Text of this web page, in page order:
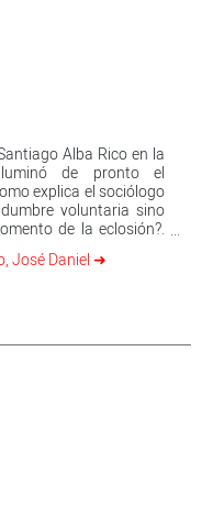
Alba Rico en la
de pronto el
explica el sociólogo
voluntaria sino
de la eclosión?.
abre la que hemos
las ?Crónicas de José
los capitalistas
le llegaron a
Más allá de los
hizo un viaje
sus negocios.
policía se echó a
El pueblo de Túnez
como nos dice José
tanto, guarda
José Daniel